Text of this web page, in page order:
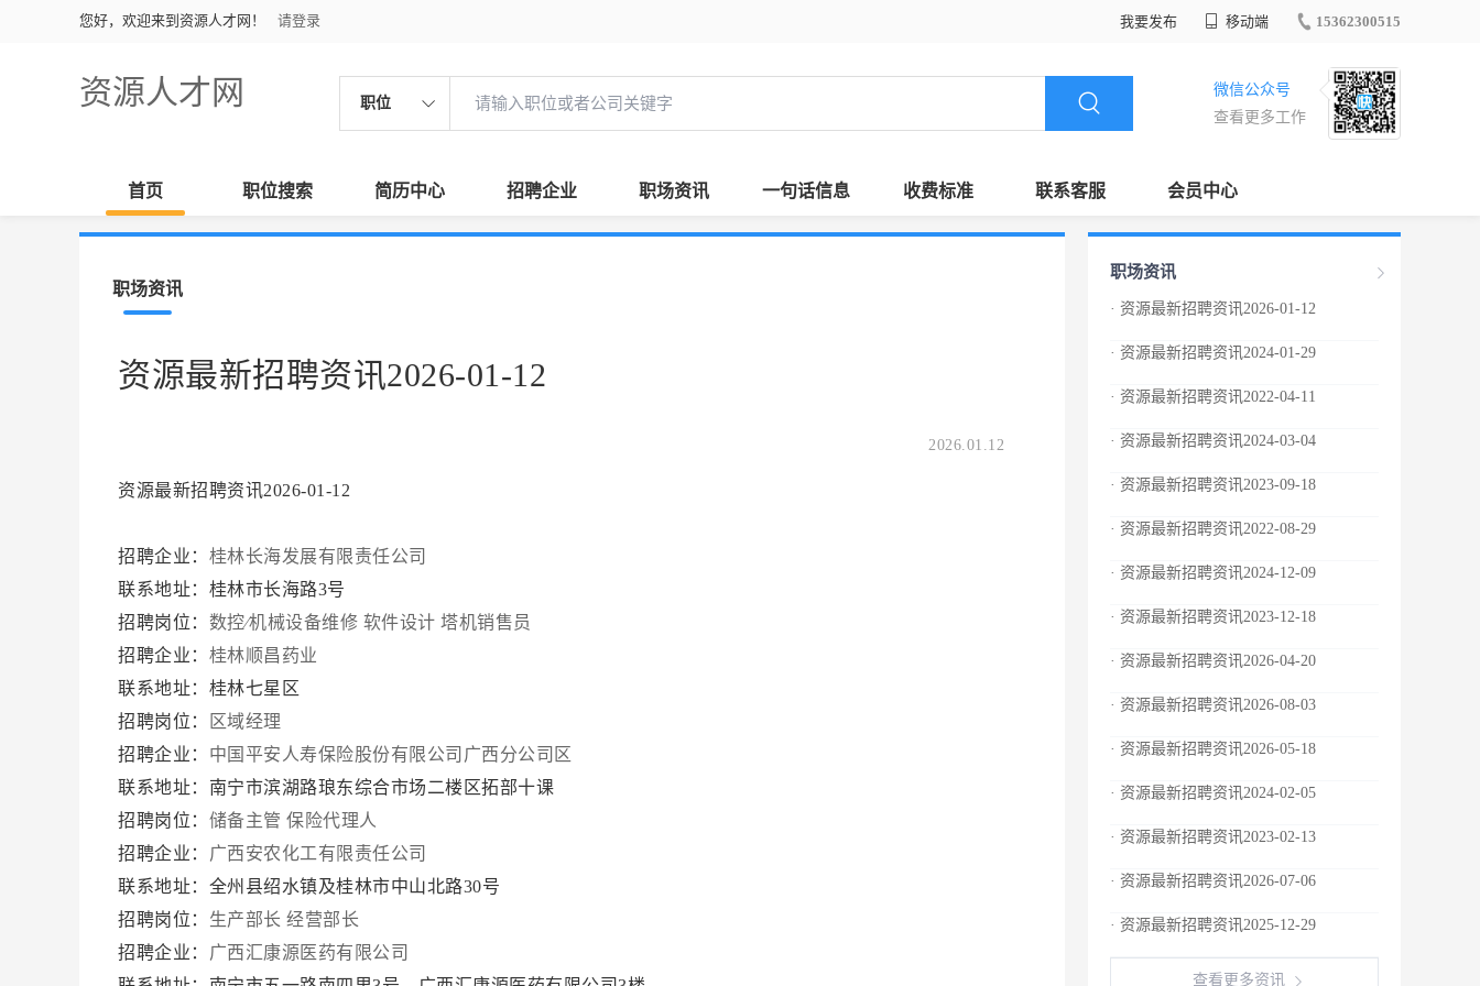
您好，欢迎来到资源人才网！ 请登录 我要发布 移动端 15362300515
资源人才网 职位
微信公众号
查看更多工作
首页 职位搜索 简历中心 招聘企业 职场资讯 一句话信息 收费标准 联系客服 会员中心
职场资讯
资源最新招聘资讯2026-01-12
2026.01.12
资源最新招聘资讯2026-01-12
招聘企业： 桂林长海发展有限责任公司
联系地址：桂林市长海路3号
招聘岗位： 数控∕机械设备维修 软件设计 塔机销售员
招聘企业： 桂林顺昌药业
联系地址：桂林七星区
招聘岗位：
区域经理
招聘企业： 中国平安人寿保险股份有限公司广西分公司区
联系地址：南宁市滨湖路琅东综合市场二楼区拓部十课
招聘岗位： 储备主管 保险代理人
招聘企业： 广西安农化工有限责任公司
联系地址：全州县绍水镇及桂林市中山北路30号
招聘岗位： 生产部长 经营部长
招聘企业： 广西汇康源医药有限公司
职场资讯
· 资源最新招聘资讯2026-01-12
· 资源最新招聘资讯2024-01-29
· 资源最新招聘资讯2022-04-11
· 资源最新招聘资讯2024-03-04
· 资源最新招聘资讯2023-09-18
· 资源最新招聘资讯2022-08-29
· 资源最新招聘资讯2024-12-09
· 资源最新招聘资讯2023-12-18
· 资源最新招聘资讯2026-04-20
· 资源最新招聘资讯2026-08-03
· 资源最新招聘资讯2026-05-18
· 资源最新招聘资讯2024-02-05
· 资源最新招聘资讯2023-02-13
· 资源最新招聘资讯2026-07-06
· 资源最新招聘资讯2025-12-29
查看更多资讯